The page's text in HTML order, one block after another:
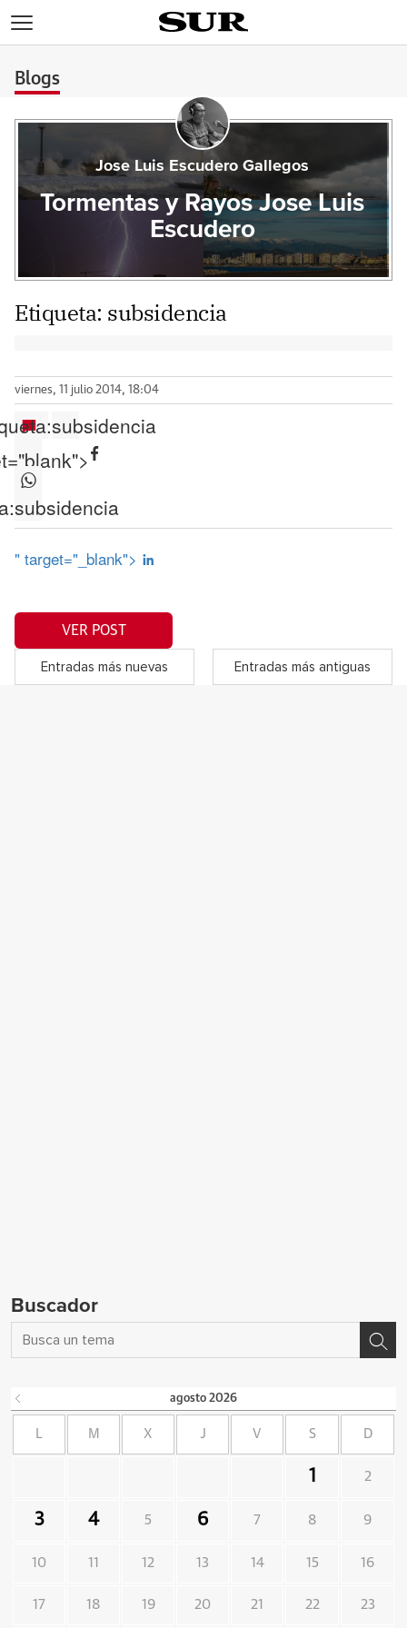
Blogs
Jose Luis Escudero Gallegos
Tormentas y Rayos Jose Luis
Escudero
Etiqueta: subsidencia
viernes, 11 julio 2014, 18:04
subsidencia
subsidencia
" target="_blank">
VER POST
Entradas más nuevas Entradas más antiguas
Buscador
agosto 2026
L M X J V S D
1 2
3 4 5 6 7 8 9
10 11 12 13 14 15 16
17 18 19 20 21 22 23